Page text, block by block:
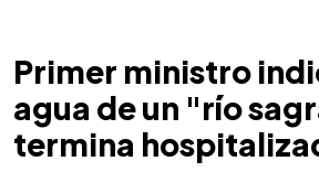
Primer ministro
agua de un "río
termina